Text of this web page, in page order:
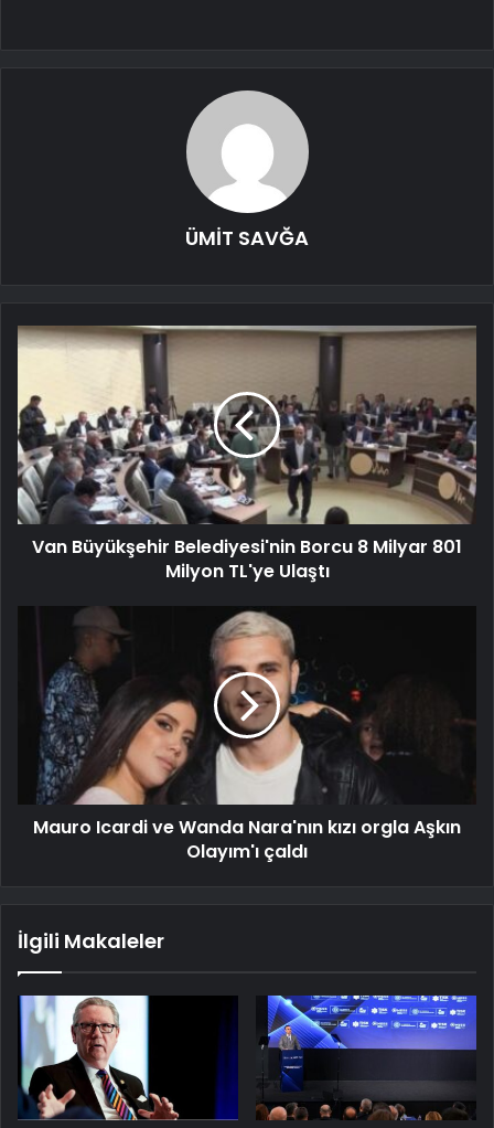
ÜMİT SAVĞA
Van Büyükşehir Belediyesi'nin Borcu 8 Milyar 801
Milyon TL'ye Ulaştı
Mauro Icardi ve Wanda Nara'nın kızı orgla Aşkın
Olayım'ı çaldı
İlgili Makaleler